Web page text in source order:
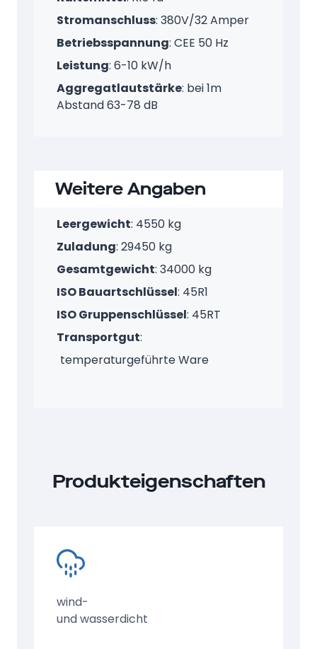
Stromanschluss: 380V/32 Amper
Betriebsspannung: CEE 50 Hz
Leistung: 6-10 kW/h
Aggregatlautstärke: bei 1m
Abstand 63-78 dB
Weitere Angaben
Leergewicht: 4550 kg
Zuladung: 29450 kg
Gesamtgewicht: 34000 kg
ISO Bauartschlüssel: 45R1
ISO Gruppenschlüssel: 45RT
Transportgut:
temperaturgeführte Ware
Produkteigenschaften
wind-
und wasserdicht